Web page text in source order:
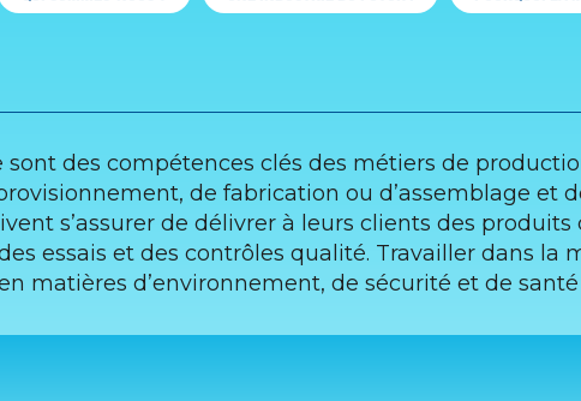
des compétences clés des métiers de
de fabrication ou d’assemblage et
s’assurer de délivrer à leurs clients des
essais et des contrôles qualité. Travailler dans la
matières d’environnement, de sécurité et de